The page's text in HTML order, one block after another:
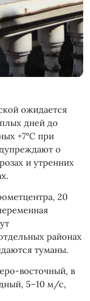
ожидается
дней до
+7°С при
о
и утренних
20
районах
туманы.
восточный, в
5–10 м/с,